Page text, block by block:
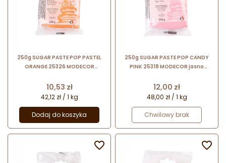
250g SUGAR PASTE POP PASTEL
ORANGE 25326 MODECOR
bezglutenowa
Cena
10,53 zł
42,12 zł / 1 kg
Dodaj do koszyka
250g SUGAR PASTE POP CANDY
PINK 25318 MODECOR jasno
bezglutenowa
Cena
12,00 zł
48,00 zł / 1 kg
Chwilowy brak
 